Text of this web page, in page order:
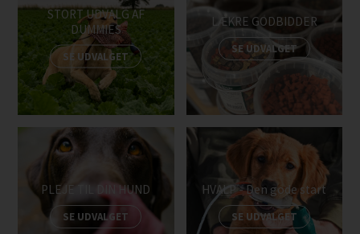
STORT UDVALG AF
DUMMIES
SE UDVALGET
LÆKRE GODBIDDER
SE UDVALGET
PLEJE TIL DIN HUND
SE UDVALGET
HVALP - Den gode start
SE UDVALGET